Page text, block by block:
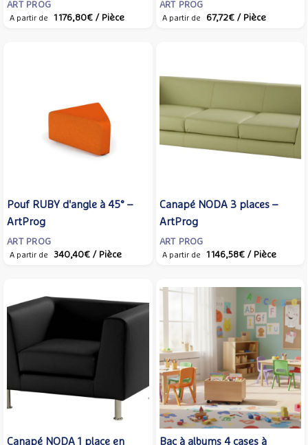
ART PROG
A partir de 1 176,80€ / Pièce
ART PROG
A partir de 67,72€ / Pièce
Pouf RUBY d'angle à 45° –
ArtProg
ART PROG
A partir de 340,40€ / Pièce
Canapé NODA 3 places –
ArtProg
ART PROG
A partir de 1 146,58€ / Pièce
Canapé NODA 1 place en
Bac à albums 4 cases à